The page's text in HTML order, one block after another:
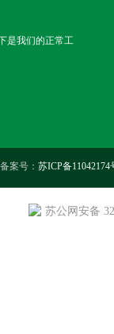
是我们的正常工
案号： 苏ICP备11042174
苏公网安备